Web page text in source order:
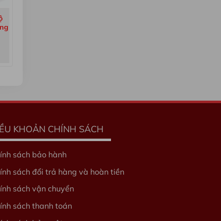
KHOẢN CHÍNH SÁCH
sách bảo hành
sách đổi trả hàng và hoàn tiền
sách vận chuyển
sách thanh toán